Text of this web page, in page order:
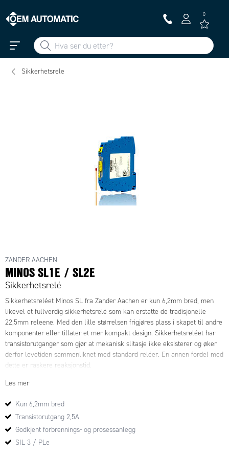
0
Sikkerhetsrele
ZANDER AACHEN
MINOS SL1E / SL2E
Sikkerhetsrelé
Sikkerhetsreléet Minos SL fra Zander Aachen er kun 6,2mm bred, men
likevel et fullverdig sikkerhetsrelé som kan erstatte de tradisjonelle
22,5mm releene. Med den lille størrelsen frigjøres plass i skapet til andre
komponenter eller tillater et mer kompakt design. Sikkerhetsreléet har
transistorutganger som gjør at mekanisk slitasje ikke eksisterer og øker
derfor levetiden sammenliknet med standard reléer. En annen fordel med
dette er raskere reaksjonstid.
Minos SL leveres med fjærtilkobling som passer bra i mobile
skrutilkobling skaffes. Full LED indikering i front av sikkerhetsreléet viser
status på spenning, inn- og utganger, samt dignose til hjelp ved
installasjon og feilsøking.
Les mer
Kun 6,2mm bred
Transistorutgang 2,5A
Godkjent forbrennings- og prosessanlegg
SIL 3 / PLe